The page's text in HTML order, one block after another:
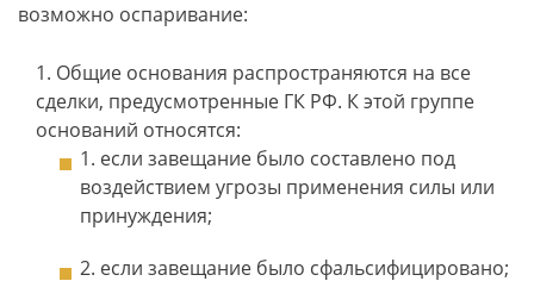
возможно оспаривание:
Общие основания распространяются на все
сделки, предусмотренные ГК РФ. К этой группе
оснований относятся:
если завещание было составлено под
воздействием угрозы применения силы или
принуждения;
если завещание было сфальсифицировано;